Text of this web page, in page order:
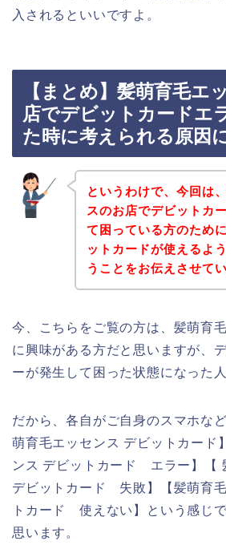
入されるといいですよ。
【まとめ】髪萌育毛エ
店でデビットカードエ
た時に考えられる原因
というわけで、今回は
スのお店でデビットカ
て困っている方のため
ットカードが使えるよ
うことをお伝えさせて
今、こちらをご覧の方は、髪萌育
に興味がある方だと思いますが、
ーが発生して困った状態になった
だから、各自がご自身のスマホな
萌育毛エッセンス デビットカード
ンス デビットカード エラー】【
デビットカード 失敗】【髪萌育
トカード 使えない】という感じ
思います。